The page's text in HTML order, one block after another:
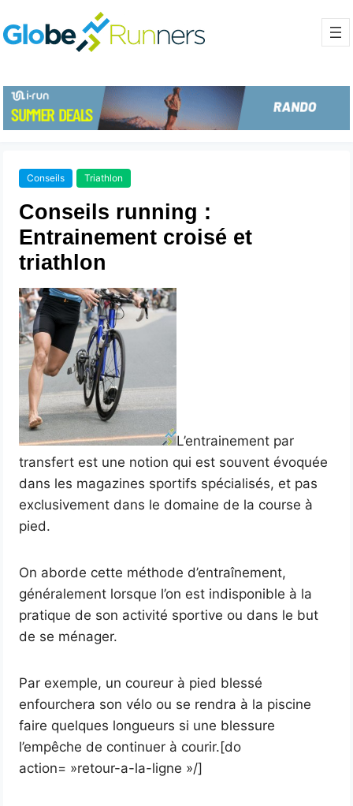
Conseils Triathlon
Conseils running :
Entrainement croisé et
triathlon
L’entrainement par
transfert est une notion qui est souvent évoquée
dans les magazines sportifs spécialisés, et pas
exclusivement dans le domaine de la course à
pied.
On aborde cette méthode d’entraînement,
généralement lorsque l’on est indisponible à la
pratique de son activité sportive ou dans le but
de se ménager.
Par exemple, un coureur à pied blessé
enfourchera son vélo ou se rendra à la piscine
faire quelques longueurs si une blessure
l’empêche de continuer à courir.[do
action= »retour-a-la-ligne »/]